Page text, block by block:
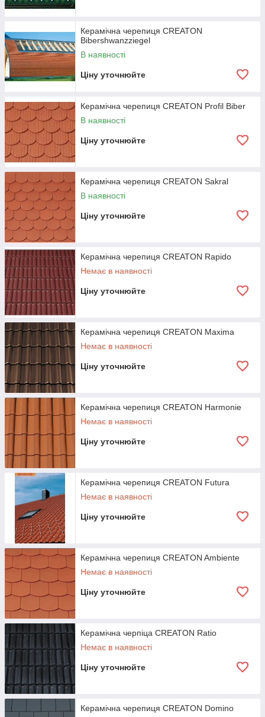
Керамічна черепиця CREATON
Bibershwanzziegel
В наявності
Ціну уточнюйте
Керамічна черепиця CREATON Profil Biber
В наявності
Ціну уточнюйте
Керамічна черепиця CREATON Sakral
В наявності
Ціну уточнюйте
Керамічна черепиця CREATON Rapido
Немає в наявності
Ціну уточнюйте
Керамічна черепиця CREATON Maxima
Немає в наявності
Ціну уточнюйте
Керамічна черепиця CREATON Harmonie
Немає в наявності
Ціну уточнюйте
Керамічна черепиця CREATON Futura
Немає в наявності
Ціну уточнюйте
Керамічна черепиця CREATON Ambiente
Немає в наявності
Ціну уточнюйте
Керамічна черпіца CREATON Ratio
Немає в наявності
Ціну уточнюйте
Керамічна черепиця CREATON Domino